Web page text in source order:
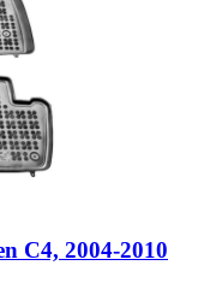
C4, 2004-2010